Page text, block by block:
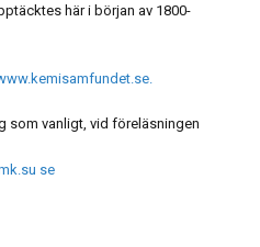
här i början av 1800-
som vanligt, vid föreläsningen
se